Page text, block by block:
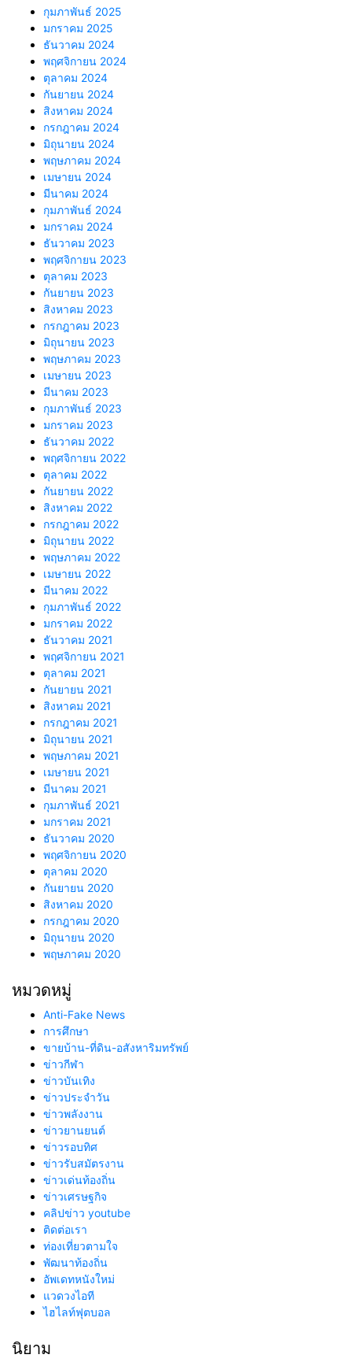
กุมภาพันธ์ 2025
มกราคม 2025
ธันวาคม 2024
พฤศจิกายน 2024
ตุลาคม 2024
กันยายน 2024
สิงหาคม 2024
กรกฎาคม 2024
มิถุนายน 2024
พฤษภาคม 2024
เมษายน 2024
มีนาคม 2024
กุมภาพันธ์ 2024
มกราคม 2024
ธันวาคม 2023
พฤศจิกายน 2023
ตุลาคม 2023
กันยายน 2023
สิงหาคม 2023
กรกฎาคม 2023
มิถุนายน 2023
พฤษภาคม 2023
เมษายน 2023
มีนาคม 2023
กุมภาพันธ์ 2023
มกราคม 2023
ธันวาคม 2022
พฤศจิกายน 2022
ตุลาคม 2022
กันยายน 2022
สิงหาคม 2022
กรกฎาคม 2022
มิถุนายน 2022
พฤษภาคม 2022
เมษายน 2022
มีนาคม 2022
กุมภาพันธ์ 2022
มกราคม 2022
ธันวาคม 2021
พฤศจิกายน 2021
ตุลาคม 2021
กันยายน 2021
สิงหาคม 2021
กรกฎาคม 2021
มิถุนายน 2021
พฤษภาคม 2021
เมษายน 2021
มีนาคม 2021
กุมภาพันธ์ 2021
มกราคม 2021
ธันวาคม 2020
พฤศจิกายน 2020
ตุลาคม 2020
กันยายน 2020
สิงหาคม 2020
กรกฎาคม 2020
มิถุนายน 2020
พฤษภาคม 2020
หมวดหมู่
Anti-Fake News
การศึกษา
ขายบ้าน-ที่ดิน-อสังหาริมทรัพย์
ข่าวกีฬา
ข่าวบันเทิง
ข่าวประจำวัน
ข่าวพลังงาน
ข่าวยานยนต์
ข่าวรอบทิศ
ข่าวรับสมัตรงาน
ข่าวเด่นท้องถิ่น
ข่าวเศรษฐกิจ
คลิปข่าว youtube
ติดต่อเรา
ท่องเที่ยวตามใจ
พัฒนาท้องถิ่น
อัพเดทหนังใหม่
แวดวงไอที
ไฮไลท์ฟุตบอล
นิยาม